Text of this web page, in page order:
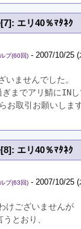
エリ40％ﾏﾀﾈｸ
プ(60回) - 2007/10/25
いませんでした。
ぎまでアリ鯖にIN
お取引お願いしま
エリ40％ﾏﾀﾈｸ
プ(63回) - 2007/10/25
けございませんが
うとおり、